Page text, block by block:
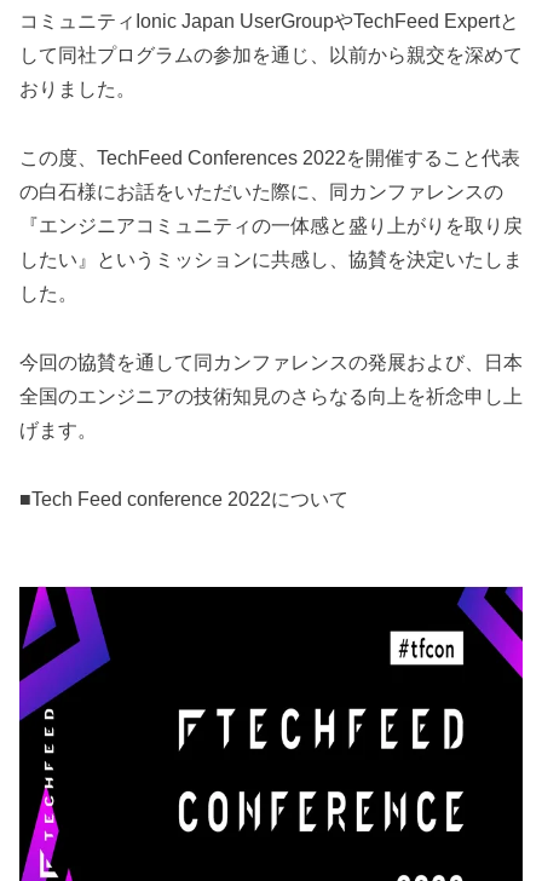
コミュニティIonic Japan UserGroupやTechFeed Expertと
して同社プログラムの参加を通じ、以前から親交を深めて
おりました。
この度、TechFeed Conferences 2022を開催すること代表
の白石様にお話をいただいた際に、同カンファレンスの
『エンジニアコミュニティの一体感と盛り上がりを取り戻
したい』というミッションに共感し、協賛を決定いたしま
した。
今回の協賛を通して同カンファレンスの発展および、日本
全国のエンジニアの技術知見のさらなる向上を祈念申し上
げます。
■Tech Feed conference 2022について